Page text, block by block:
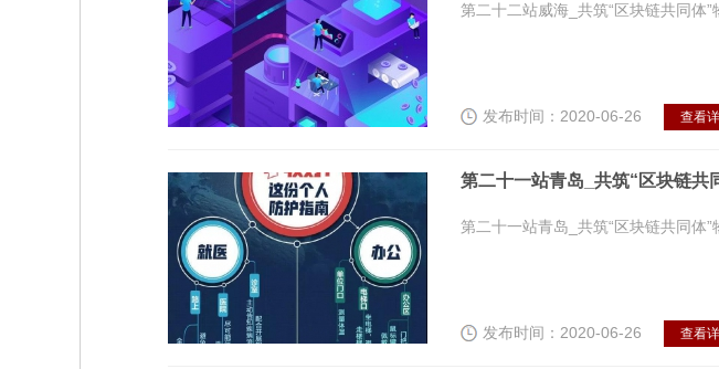
第二十二站威海_共筑“区块链共同体
发布时间：2020-06-26 查看
第二十一站青岛_共筑“区块链共
第二十一站青岛_共筑“区块链共同体
发布时间：2020-06-26 查看